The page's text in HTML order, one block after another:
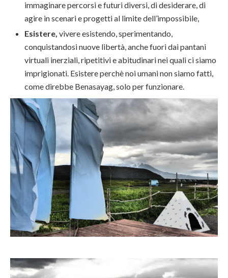
immaginare percorsi e futuri diversi, di desiderare, di
agire in scenari e progetti al limite dell’impossibile,
Esistere, vivere esistendo, sperimentando,
conquistandosi nuove libertà, anche fuori dai pantani
virtuali inerziali, ripetitivi e abitudinari nei quali ci siamo
imprigionati. Esistere perchè noi umani non siamo fatti,
come direbbe Benasayag, solo per funzionare.